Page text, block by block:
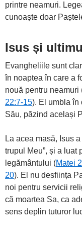
printre neamuri.
cunoaște doar
Isus și
Evangheliile sunt
în noaptea în care a
nouă pentru neamuri
22:7-15). El umbla în
Său, păzind același
La acea masă, Isus
trupul Meu”, și a luat
legământului (Matei
20). El nu desființa
noi pentru servicii
că moartea Sa, ca
sens deplin tuturor